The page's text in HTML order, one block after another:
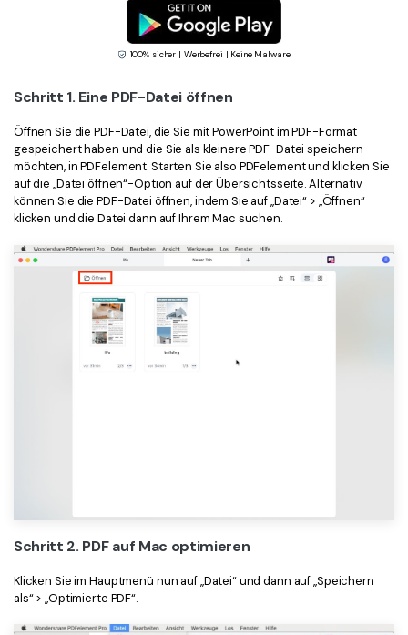
Alle PDF-Funktionen
Laden Sie die leistungsstärksten und einfachsten PDF-Tools
100% sicher | Werbefrei | Keine Malware
Schritt 1. Eine PDF-Datei öffnen
Öffnen Sie die PDF-Datei, die Sie mit PowerPoint im PDF-Format
gespeichert haben und die Sie als kleinere PDF-Datei speichern
möchten, in PDFelement. Starten Sie also PDFelement und klicken Sie
auf die „Datei öffnen“-Option auf der Übersichtsseite. Alternativ
können Sie die PDF-Datei öffnen, indem Sie auf „Datei“ > „Öffnen“
klicken und die Datei dann auf Ihrem Mac suchen.
Schritt 2. PDF auf Mac optimieren
Klicken Sie im Hauptmenü nun auf „Datei“ und dann auf „Speichern
als“ > „Optimierte PDF“.